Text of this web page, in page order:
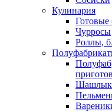
Кулинария
Готовые
Чурросы
Роллы,